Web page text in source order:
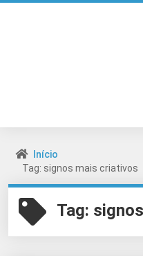
Início
Tag: signos mais criativos
Tag: